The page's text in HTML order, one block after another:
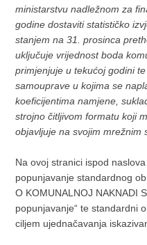
ministarstvu nadležnom za
godine dostaviti statističko
stanjem na 31. prosinca
uključuje vrijednost boda
primjenjuje u tekućoj godini
samouprave u kojima se
koeficijentima namjene,
strojno čitljivom formatu koji
objavljuje na svojim mrežnim
Na ovoj stranici ispod
popunjavanje standardnog
O KOMUNALNOJ NAKNADI
popunjavanje“ te standardni
ciljem ujednačavanja